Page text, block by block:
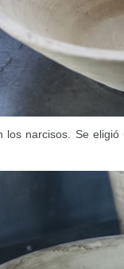
los narcisos. Se